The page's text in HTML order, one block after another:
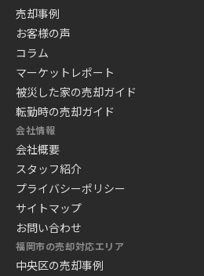
売却事例
お客様の声
コラム
マーケットレポート
被災した家の売却ガイド
転勤時の売却ガイド
会社情報
会社概要
スタッフ紹介
プライバシーポリシー
サイトマップ
お問い合わせ
福岡市の売却対応エリア
中央区の売却事例